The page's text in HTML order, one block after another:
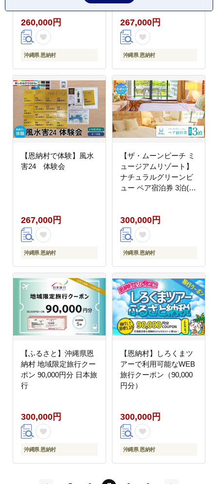
260,000円
沖縄県 恩納村
267,000円
沖縄県 恩納村
【恩納村で体験】風水
害24 体験会
267,000円
沖縄県 恩納村
【ザ・ムーンビーチ ミ
ュージアムリゾート】
ナチュラルグリーンビ
ュー ペア宿泊券 3泊(朝
300,000円
沖縄県 恩納村
【ふるさと】沖縄県恩
納村 地域限定旅行クー
ポン 90,000円分 日本旅
行
300,000円
沖縄県 恩納村
【恩納村】しろくまツ
アーで利用可能なWEB
旅行クーポン（90,000
円分）
300,000円
沖縄県 恩納村